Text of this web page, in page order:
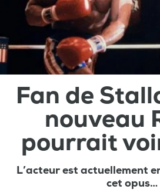
Fan de
nouveau
pourrait
L’acteur est actuellement
cet opus…